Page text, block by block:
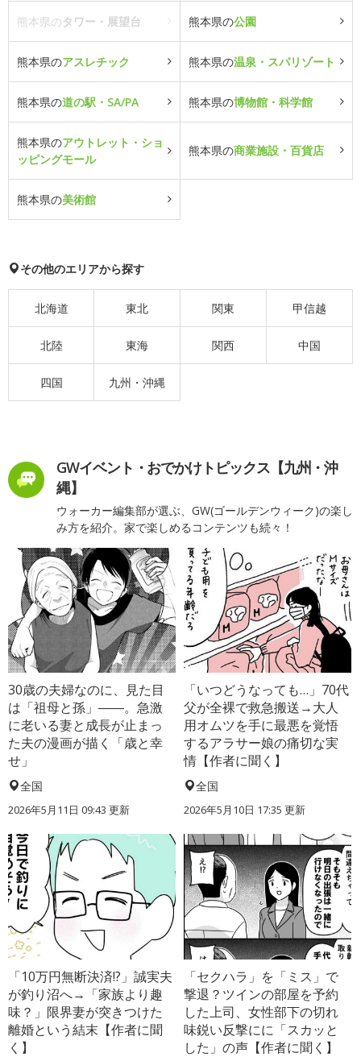
熊本県のタワー・展望台 熊本県の公園
熊本県のアスレチック 熊本県の温泉・スパリゾート
熊本県の道の駅・SA/PA 熊本県の博物館・科学館
熊本県のアウトレット・ショ
ッピングモール
熊本県の商業施設・百貨店
熊本県の美術館
その他のエリアから探す
北海道 東北 関東 甲信越
北陸 東海 関西 中国
四国 九州・沖縄
GWイベント・おでかけトピックス【九州・沖
縄】
ウォーカー編集部が選ぶ、GW(ゴールデンウィーク)の楽し
み方を紹介。家で楽しめるコンテンツも続々！
30歳の夫婦なのに、見た目
は「祖母と孫」――。急激
に老いる妻と成長が止まっ
た夫の漫画が描く「歳と幸
せ」
全国
2026年5月11日 09:43 更新
「いつどうなっても…」70代
父が全裸で救急搬送→大人
用オムツを手に最悪を覚悟
するアラサー娘の痛切な実
情【作者に聞く】
全国
2026年5月10日 17:35 更新
「10万円無断決済!?」誠実夫
が釣り沼へ→「家族より趣
味？」限界妻が突きつけた
離婚という結末【作者に聞
く】
「セクハラ」を「ミス」で
撃退？ツインの部屋を予約
した上司、女性部下の切れ
味鋭い反撃にに「スカッと
した」の声【作者に聞く】